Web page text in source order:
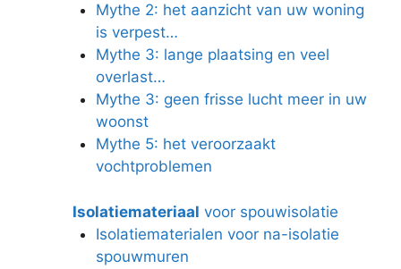
Mythe 2: het aanzicht van uw woning
is verpest…
Mythe 3: lange plaatsing en veel
overlast…
Mythe 3: geen frisse lucht meer in uw
woonst
Mythe 5: het veroorzaakt
vochtproblemen
Isolatiemateriaal voor spouwisolatie
Isolatiematerialen voor na-isolatie
spouwmuren